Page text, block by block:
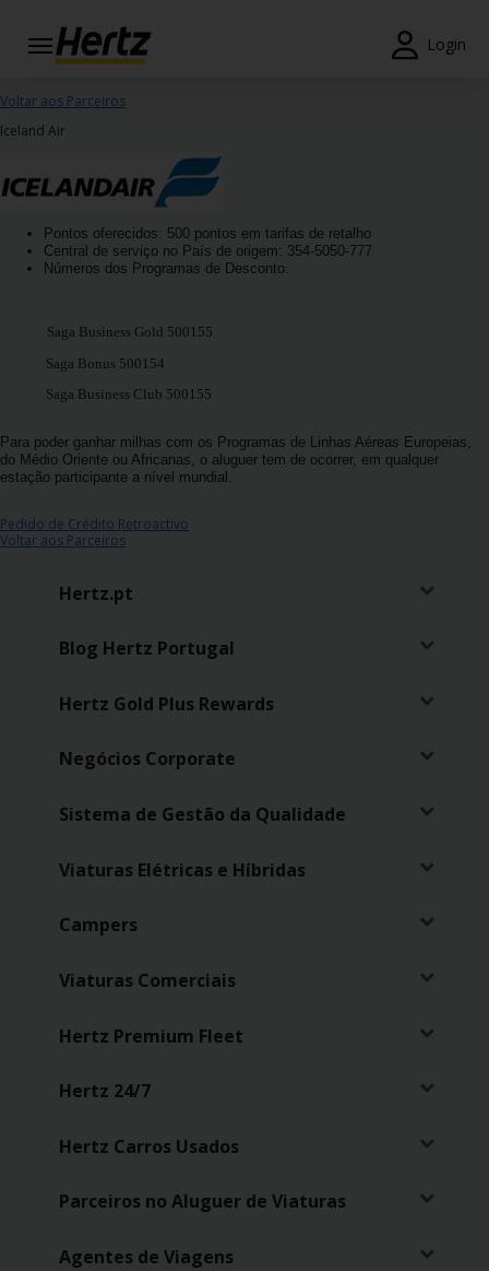
Login
Reservas
Estações
Campanhas
Overview
Ajuda
Elétricos
Carros
Serviços
Mensais
Campanhas
Lojas
Hertz
Voltar aos Parceiros
Iceland Air
Pontos oferecidos: 500 pontos em tarifas de retalho
Central de serviço no País de origem: 354-5050-777
Números dos Programas de Desconto:
Saga Business Gold 500155
Saga Bonus 500154
Saga Business Club 500155
Para poder ganhar milhas com os Programas de Linhas Aéreas Europeias,
do Médio Oriente ou Africanas, o aluguer tem de ocorrer, em qualquer
estação participante a nível mundial.
Pedido de Crédito Retroactivo
Voltar aos Parceiros
Hertz.pt
Blog Hertz Portugal
Hertz Gold Plus Rewards
Negócios Corporate
Sistema de Gestão da Qualidade
Viaturas Elétricas e Híbridas
Campers
Viaturas Comerciais
Hertz Premium Fleet
Hertz 24/7
Hertz Carros Usados
Parceiros no Aluguer de Viaturas
Agentes de Viagens